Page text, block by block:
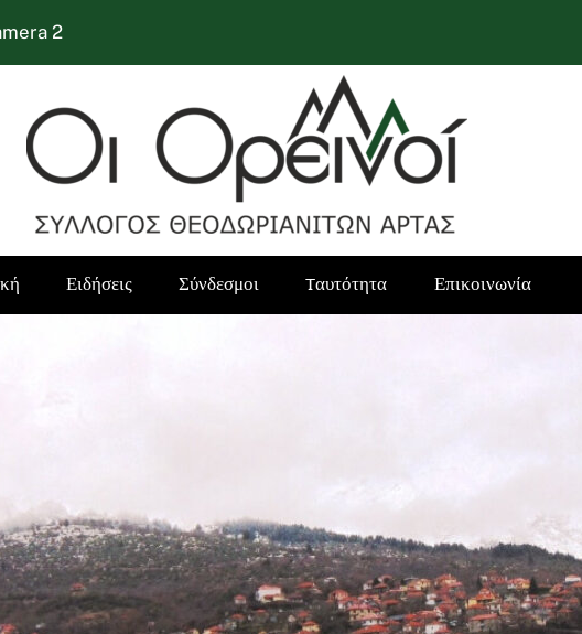
2
Ειδήσεις Σύνδεσμοι Tαυτότητα Επικοινωνία